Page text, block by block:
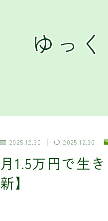
ゆっ
2025.12.30 2025.12.30
月1.5万円で生
新】